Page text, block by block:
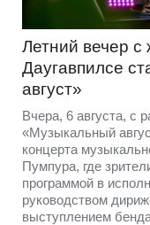
Летний вечер
Даугавпилсе
август»
Вчера, 6 августа, с
«Музыкальный
концерта
Пумпура, где
программой в
руководством
выступлением